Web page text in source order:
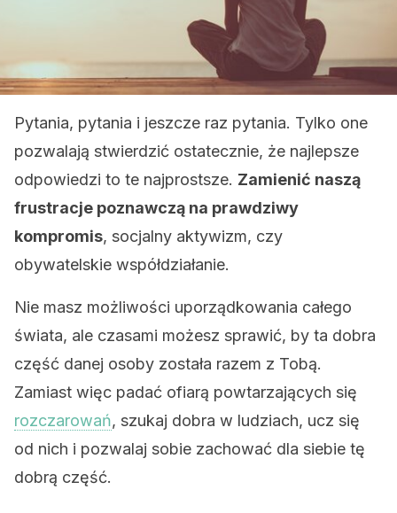
Pytania, pytania i jeszcze raz pytania. Tylko one
pozwalają stwierdzić ostatecznie, że najlepsze
odpowiedzi to te najprostsze. Zamienić naszą
frustracje poznawczą na prawdziwy
kompromis, socjalny aktywizm, czy
obywatelskie współdziałanie.
Nie masz możliwości uporządkowania całego
świata, ale czasami możesz sprawić, by ta dobra
część danej osoby została razem z Tobą.
Zamiast więc padać ofiarą powtarzających się
rozczarowań, szukaj dobra w ludziach, ucz się
od nich i pozwalaj sobie zachować dla siebie tę
dobrą część.